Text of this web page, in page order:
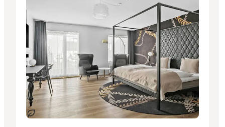
Durable